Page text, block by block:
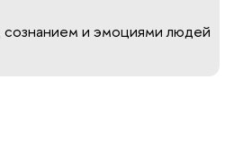
сознанием и эмоциями людей